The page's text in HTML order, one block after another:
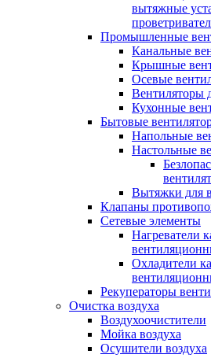
вытяжные
Промышленные
Канальные
Крышные
Осевые
Вентиляторы
Кухонные
Бытовые
Напольные
Настольные
Вытяжки для
Клапаны
Сетевые элементы
Нагреватели
Охладители
Рекуператоры
Очистка воздуха
Воздухоочистители
Мойка воздуха
Осушители воздуха